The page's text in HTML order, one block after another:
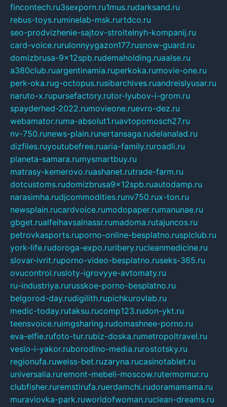
fincontech.ru3sexporn.ru1mus.rudarksand.ru
rebus-toys.ruminelab-msk.rurtdco.ru
seo-prodvizhenie-sajtov-stroitelnyh-kompanij.ru
card-voice.rurulonnyygazon177.rusnow-guard.ru
domizbrusa-9x12spb.rudemaholding.ruaalse.ru
a380club.ruargentinamia.ruperkoka.rumovie-one.ru
perk-oka.rug-octopus.rusibarchives.ruandreislyusar.ru
naruto-x.rupursefactory.rutor-lyubov-i-grom.ru
spayderhed-2022.rumovieone.ruevro-dez.ru
webamator.ruma-absolut1.ruavtopomosch27.ru
nv-750.runews-plain.runertansaga.rudelanalad.ru
dizfiles.ruyoutubefree.ruaria-family.ruroadli.ru
planeta-samara.rumysmartbuy.ru
matrasy-kemerovo.ruashanet.rutrade-farm.ru
dotcustoms.rudomizbrusa9x12spb.ruautodamp.ru
narasimha.rudjcommodities.runv750.rux-ton.ru
newsplain.rucardvoice.rumodopaper.rumanunae.ru
gbget.rualfeihavsalnassr.rumadoma.rutajuncos.ru
petrovkasports.ruporno-online-besplatno.rusplclub.ru
york-life.rudoroga-expo.ruribery.rucleanmedicine.ru
slovar-ivrit.ruporno-video-besplatno.ruseks-365.ru
ovucontrol.rusloty-igrovyye-avtomaty.ru
ru-industriya.rurusskoe-porno-besplatno.ru
belgorod-day.rudigilith.rupichkurovlab.ru
medic-today.rutaksu.rucomp123.rudon-ykt.ru
teensvoice.ruimgsharing.rudomashnee-porno.ru
eva-elfie.rufoto-tur.rubiz-doska.rumetropoltravel.ru
veslo-i-yakor.ruborodino-media.rurostotsky.ru
regionufa.ruweiss-bet.ruzaryna.rucasinotablet.ru
universalia.ruremont-mebeli-moscow.rutermomur.ru
clubfisher.ruremstirufa.ruerdamchi.rudoramamama.ru
muraviovka-park.ruworldofwoman.ruclean-dreams.ru